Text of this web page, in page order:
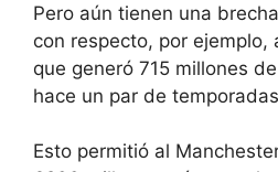
Pero aún tienen una
con respecto, por ejemplo,
que generó 715 millones
hace un par de
Esto permitió al